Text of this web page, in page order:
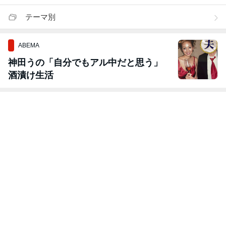
テーマ別
ABEMA
神田うの「自分でもアル中だと思う」
酒漬け生活